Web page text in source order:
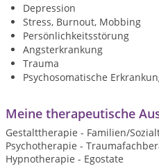
Depression
Stress, Burnout, Mobbing
Persönlichkeitsstörung
Angsterkrankung
Trauma
Psychosomatische
Meine therapeutische
Gestalttherapie - Familien/
Psychotherapie -
Hypnotherapie - Egostate